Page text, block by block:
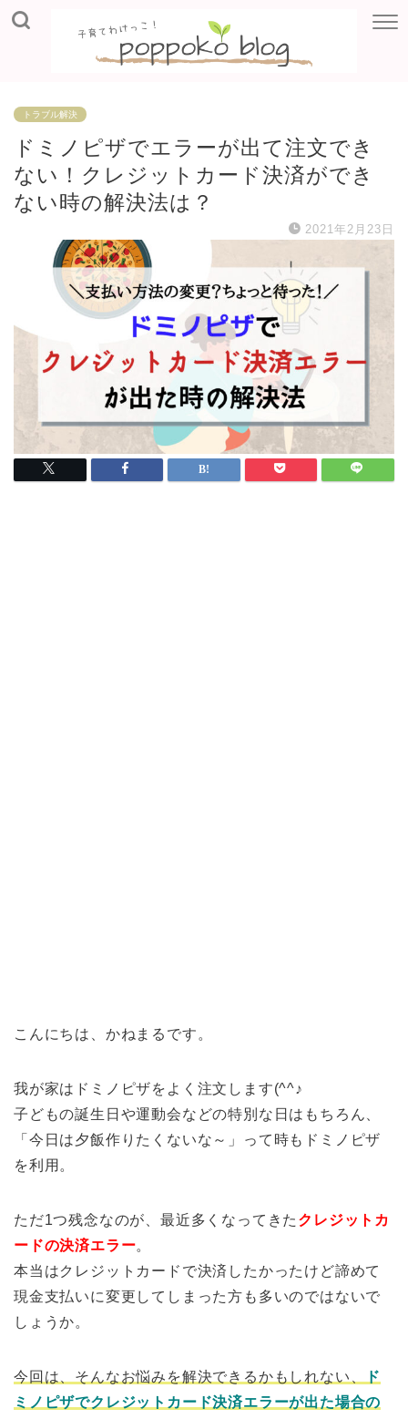
トラブル解決
ドミノピザでエラーが出て注文でき
ない！クレジットカード決済ができ
ない時の解決法は？
2021年2月23日
こんにちは、かねまるです。
我が家はドミノピザをよく注文します(^^♪
子どもの誕生日や運動会などの特別な日はもちろん、
「今日は夕飯作りたくないな～」って時もドミノピザ
を利用。
ただ1つ残念なのが、最近多くなってきた クレジットカ
ードの決済エラー。
本当はクレジットカードで決済したかったけど諦めて
現金支払いに変更してしまった方も多いのではないで
しょうか。
今回は、そんなお悩みを解決できるかもしれない、
ド
ミノピザでクレジットカード決済エラーが出た場合の